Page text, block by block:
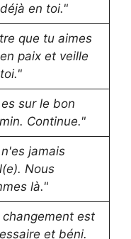
en toi."
que tu aimes
paix et veille
sur le bon
Continue."
jamais
Nous
là."
changement est
et béni.